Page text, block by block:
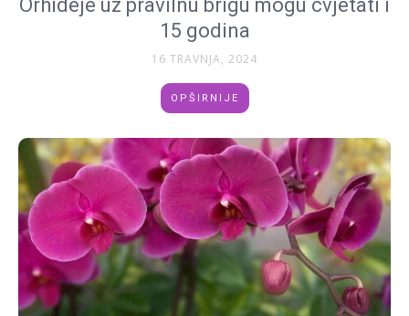
Orhideje uz pravilnu brigu mogu cvjetati i
15 godina
16 TRAVNJA, 2024
OPŠIRNIJE